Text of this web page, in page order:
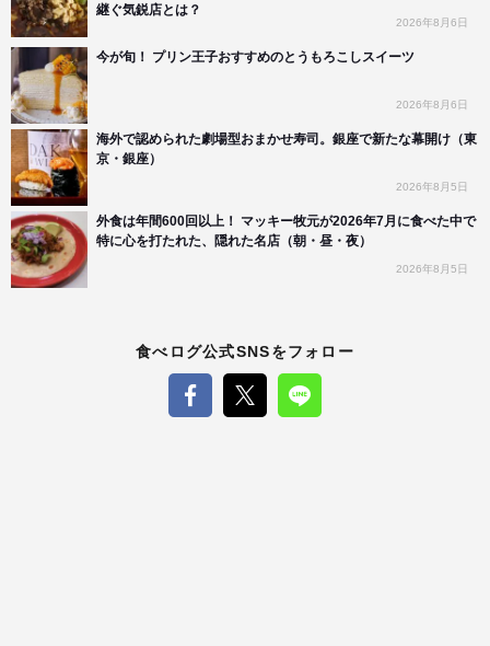
継ぐ気鋭店とは？
2026年8月6日
今が旬！ プリン王子おすすめのとうもろこしスイーツ
2026年8月6日
海外で認められた劇場型おまかせ寿司。銀座で新たな幕開け（東
京・銀座）
2026年8月5日
外食は年間600回以上！ マッキー牧元が2026年7月に食べた中で
特に心を打たれた、隠れた名店（朝・昼・夜）
2026年8月5日
食べログ公式SNSをフォロー